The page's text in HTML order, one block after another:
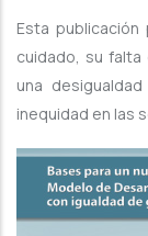
Esta
cuidado, su falta
una
inequidad en las